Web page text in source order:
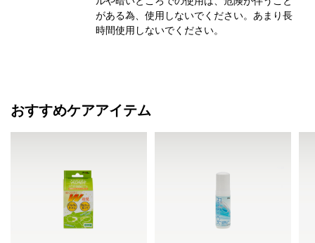
がある為、使用しないでください。あまり長
時間使用しないでください。
おすすめケアアイテム